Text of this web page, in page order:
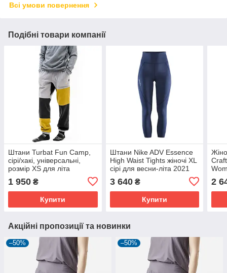
Всі умови повернення
Подібні товари компанії
Штани Turbat Fun Camp,
сірі/хакі, універсальні,
розмір XS для літа
1 950 ₴
Купити
Штани Nike ADV Essence
High Waist Tights жіночі XL
сірі для весни-літа 2021
3 640₴
Купити
2
Акційні пропозиції та новинки
–50% –50%